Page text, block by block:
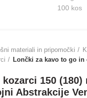
materiali in pripomočki
Lončki za kavo to go in
150 (180)
Abstrakcije